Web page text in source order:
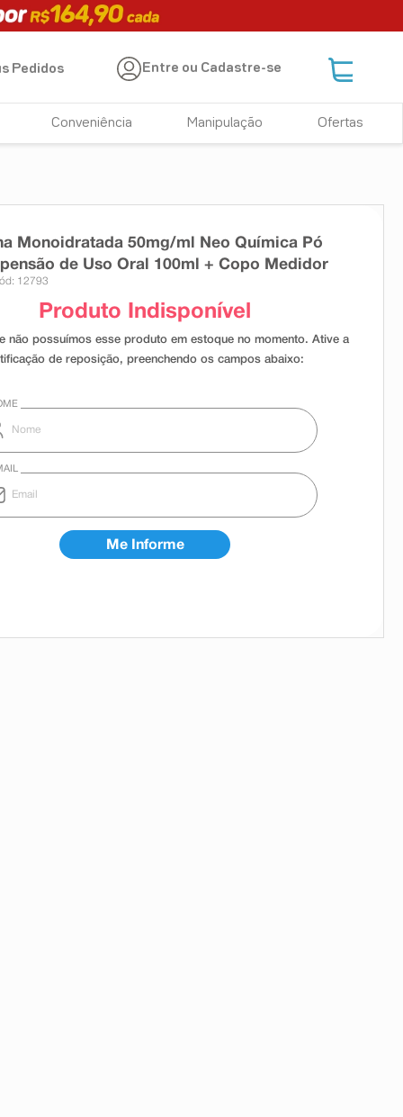
Pedidos Entre ou Cadastre-se
Conveniência Manipulação Ofertas
Monoidratada 50mg/ml Neo Química Pó
de Uso Oral 100ml + Copo Medidor
12793